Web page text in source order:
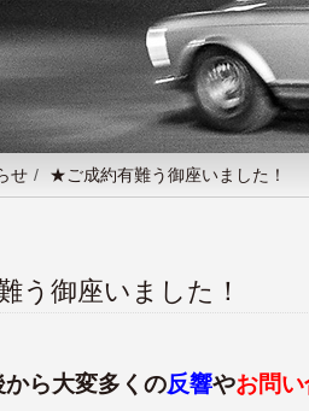
せ ★ご成約有難う御座いました！
う御座いました！
から大変多くの反響やお問